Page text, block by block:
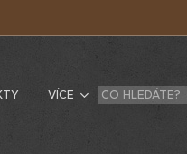
VÍCE